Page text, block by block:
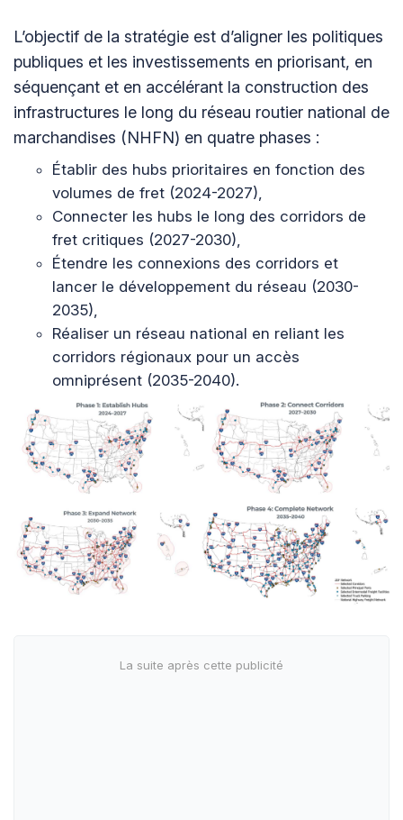
L’objectif de la stratégie est d’aligner les politiques
publiques et les investissements en priorisant, en
séquençant et en accélérant la construction des
infrastructures le long du réseau routier national de
marchandises (NHFN) en quatre phases :
Établir des hubs prioritaires en fonction des
volumes de fret (2024-2027),
Connecter les hubs le long des corridors de
fret critiques (2027-2030),
Étendre les connexions des corridors et
lancer le développement du réseau (2030-
2035),
Réaliser un réseau national en reliant les
corridors régionaux pour un accès
omniprésent (2035-2040).